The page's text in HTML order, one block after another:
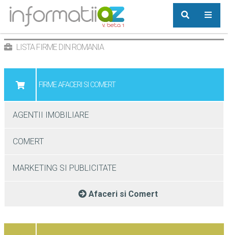
LISTA FIRME DIN ROMANIA
FIRME AFACERI SI COMERT
AGENTII IMOBILIARE
COMERT
MARKETING SI PUBLICITATE
Afaceri si Comert